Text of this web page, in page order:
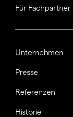
Für Fachpartner
Unternehmen
Presse
Referenzen
Historie